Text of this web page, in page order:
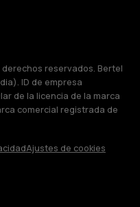
reservados. Bertel
ID de empresa
de la licencia de la marca
comercial registrada de
Ajustes de cookies